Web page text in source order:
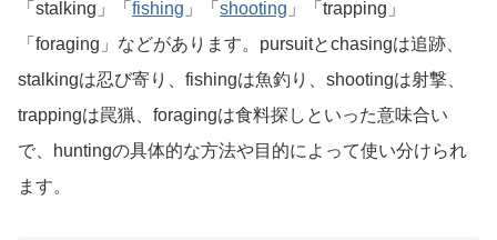
「stalking」「 fishing 」「 shooting 」「trapping」
「foraging」などがあります。pursuitとchasingは追跡、
stalkingは忍び寄り、fishingは魚釣り、shootingは射撃、
trappingは罠猟、foragingは食料探しといった意味合い
で、huntingの具体的な方法や目的によって使い分けられ
ます。